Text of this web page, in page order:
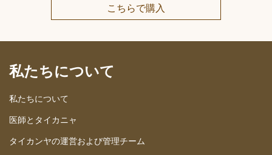
こちらで購入
私たちについて
私たちについて
医師とタイカニャ
タイカンヤの運営および管理チーム